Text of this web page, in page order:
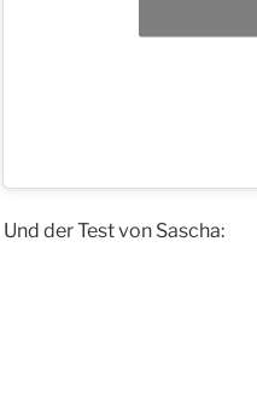
Und der Test von Sascha: